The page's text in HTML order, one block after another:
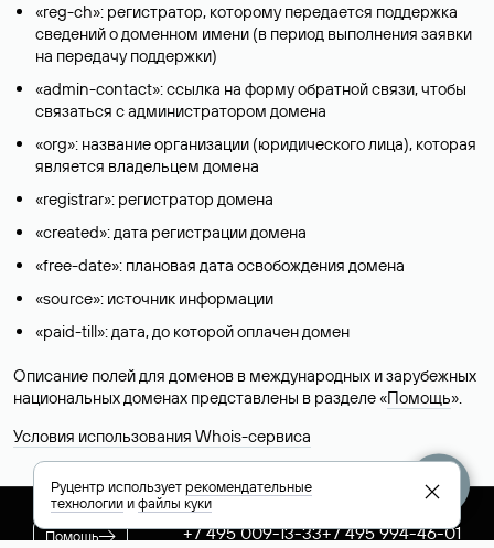
«reg-ch»: регистратор, которому передается поддержка
сведений о доменном имени (в период выполнения заявки
на передачу поддержки)
«admin-contact»: ссылка на форму обратной связи, чтобы
связаться с администратором домена
«org»: название организации (юридического лица), которая
является владельцем домена
«registrar»: регистратор домена
«created»: дата регистрации домена
«free-date»: плановая дата освобождения домена
«source»: источник информации
«paid-till»: дата, до которой оплачен домен
Описание полей для доменов в международных и зарубежных
национальных доменах представлены в разделе «Помощь».
Условия использования Whois-сервиса
Помощь +7 495 009-13-33+7 495 994-46-01
Руцентр используетрекомендательные
технологииифайлы куки